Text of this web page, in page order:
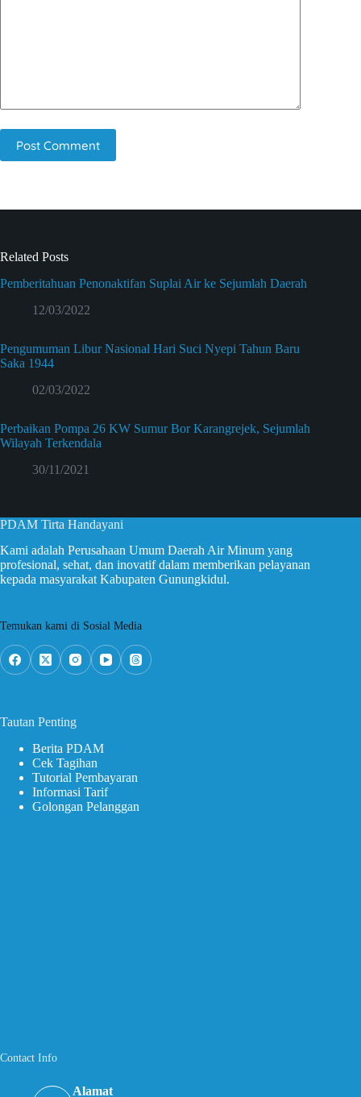
Post Comment
Related Posts
Pemberitahuan Penonaktifan Suplai Air ke Sejumlah Daerah
12/03/2022
Pengumuman Libur Nasional Hari Suci Nyepi Tahun Baru
Saka 1944
02/03/2022
Perbaikan Pompa 26 KW Sumur Bor Karangrejek, Sejumlah
Wilayah Terkendala
30/11/2021
PDAM Tirta Handayani
Kami adalah Perusahaan Umum Daerah Air Minum yang
profesional, sehat, dan inovatif dalam memberikan pelayanan
kepada masyarakat Kabupaten Gunungkidul.
Temukan kami di Sosial Media
Tautan Penting
Berita PDAM
Cek Tagihan
Tutorial Pembayaran
Informasi Tarif
Golongan Pelanggan
Contact Info
Alamat